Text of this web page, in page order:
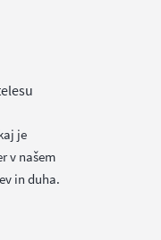
je
v našem
in duha.